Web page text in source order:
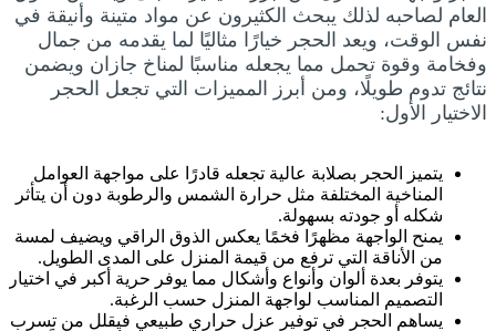
العام لصاحبه لذلك يبحث الكثيرون عن مواد متينة وأنيقة في
نفس الوقت، ويعد الحجر خيارًا مثاليًا لما يقدمه من جمال
وفخامة وقوة تحمل مما يجعله مناسبًا لمناخ جازان ويضمن
نتائج تدوم طويلًا، ومن أبرز المميزات التي تجعل الحجر
الاختيار الأول:
يتميز الحجر بصلابة عالية تجعله قادرًا على مواجهة العوامل
المناخية المختلفة مثل حرارة الشمس والرطوبة دون أن يتأثر
شكله أو جودته بسهولة.
يمنح الواجهة مظهرًا فخمًا يعكس الذوق الراقي ويضيف لمسة
من الأناقة التي ترفع من قيمة المنزل على المدى الطويل.
يتوفر بعدة ألوان وأنواع وأشكال مما يوفر حرية أكبر في اختيار
التصميم المناسب لواجهة المنزل حسب الرغبة.
يساهم الحجر في توفير عزل حراري طبيعي فيقلل من تسرب